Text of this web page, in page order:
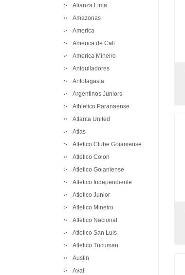
Alianza Lima
Amazonas
America
America de Cali
America Mineiro
Aniquiladores
Antofagasta
Argentinos Juniors
Athletico Paranaense
Atlanta United
Atlas
Atletico Clube Goianiense
Atletico Colon
Atletico Goianiense
Atletico Independiente
Atletico Junior
Atletico Mineiro
Atletico Nacional
Atletico San Luis
Atletico Tucuman
Austin
Avai